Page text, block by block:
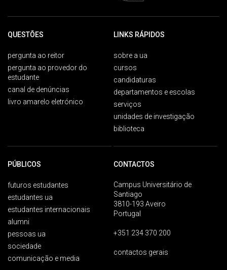
QUESTÕES
pergunta ao reitor
pergunta ao provedor do
estudante
canal de denúncias
livro amarelo eletrónico
LINKS RÁPIDOS
sobre a ua
cursos
candidaturas
departamentos e escolas
serviços
unidades de investigação
biblioteca
PÚBLICOS
futuros estudantes
estudantes ua
estudantes internacionais
alumni
pessoas ua
sociedade
comunicação e media
CONTACTOS
Campus Universitário de
Santiago
3810-193 Aveiro
Portugal
+351 234 370 200
contactos gerais